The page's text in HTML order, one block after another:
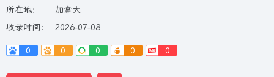
所在地：
加拿大
收录时间：
2026-07-08
0 0 0 0 0